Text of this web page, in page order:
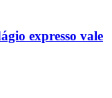
expresso vale